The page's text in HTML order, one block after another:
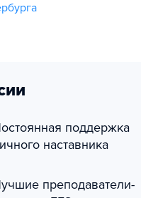
поддержка
наставника
преподаватели-